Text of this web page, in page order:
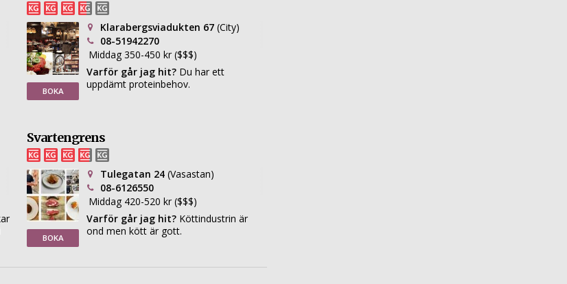
BOKA
Klarabergsviadukten 67 (City)
08-51942270
Middag 350-450 kr ($$$)
Varför går jag hit? Du har ett
uppdämt proteinbehov.
Svartengrens
BOKA
Tulegatan 24 (Vasastan)
08-6126550
Middag 420-520 kr ($$$)
Varför går jag hit? Köttindustrin är
ond men kött är gott.